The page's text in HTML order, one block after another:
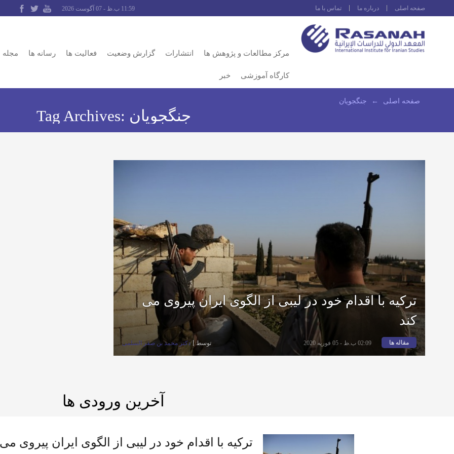
صفحه اصلى درباره ما تماس با ما 11:59 ب.ظ - 07 آگوست 2026
مرکز مطالعات و پژوهش ها انتشارات گزارش وضعیت فعالیت ها رسانه ها مجله
کارگاه آموزشی خبر
صفحه اصلى ← جنگجویان
Tag Archives: جنگجویان
ترکیه با اقدام خود در لیبی از الگوی ایران پیروی می
کند
مقاله ها 02:09 ب.ظ - 05 فوریه 2020 توسط دكتر محمد بن صقر السلمى
آخرین ورودی ها
ترکیه با اقدام خود در لیبی از الگوی ایران پیروی